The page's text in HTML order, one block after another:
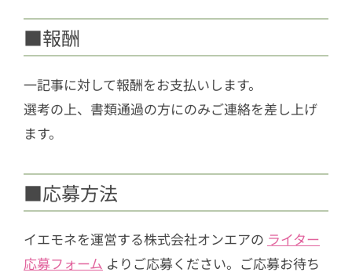
■報酬
一記事に対して報酬をお支払いします。
選考の上、書類通過の方にのみご連絡を差し上げ
ます。
■応募方法
イエモネを運営する株式会社オンエアの ライター
応募フォーム よりご応募ください。ご応募お待ち